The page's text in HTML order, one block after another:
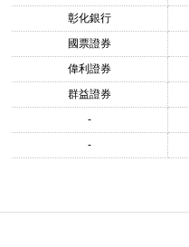
彰化銀行
國票證券
偉利證券
群益證券
-
-